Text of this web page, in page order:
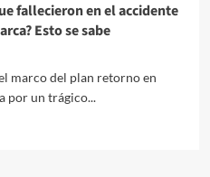
fallecieron en el accidente
Esto se sabe
marco del plan retorno en
por un trágico...